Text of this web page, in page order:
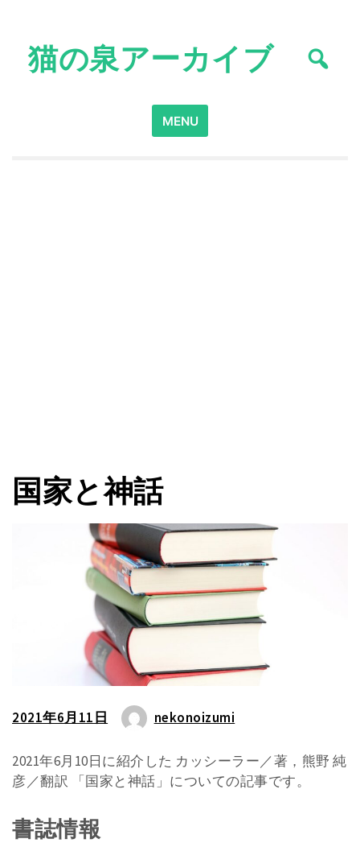
content猫の泉アーカイブ
Search
for:
MENU
国家と神話
2021年6月11日 nekonoizumi
2021年6月10日に紹介した カッシーラー／著，熊野 純
彦／翻訳 「国家と神話」についての記事です。
書誌情報